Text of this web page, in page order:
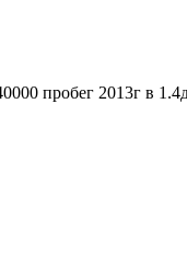
пробег 2013г в